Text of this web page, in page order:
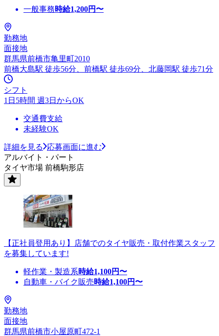
一般事務時給1,200円〜
勤務地
面接地
群馬県前橋市亀里町2010
前橋大島駅 徒歩56分、前橋駅 徒歩69分、北藤岡駅 徒歩71分
シフト
1日5時間 週3日からOK
交通費支給
未経験OK
詳細を見る
応募画面に進む
アルバイト・パート
タイヤ市場 前橋駒形店
【正社員登用あり】店舗でのタイヤ販売・取付作業スタッフ
を募集しています!
軽作業・製造系時給1,100円〜
自動車・バイク販売時給1,100円〜
勤務地
面接地
群馬県前橋市小屋原町472-1